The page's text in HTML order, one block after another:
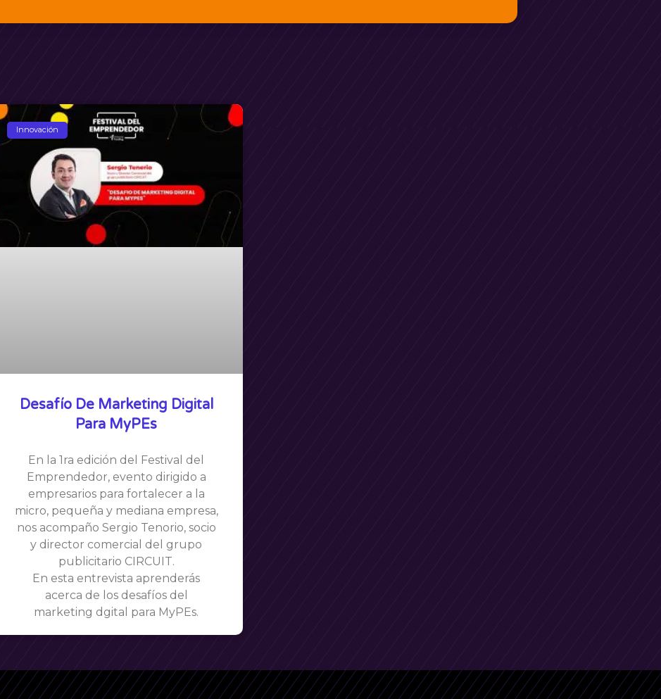
Innovación
Desafío De Marketing Digital
Para MyPEs
En la 1ra edición del Festival del
Emprendedor, evento dirigido a
empresarios para fortalecer a la
micro, pequeña y mediana empresa,
nos acompaño Sergio Tenorio, socio
y director comercial del grupo
publicitario CIRCUIT.
En esta entrevista aprenderás
acerca de los desafíos del
marketing dgital para MyPEs.